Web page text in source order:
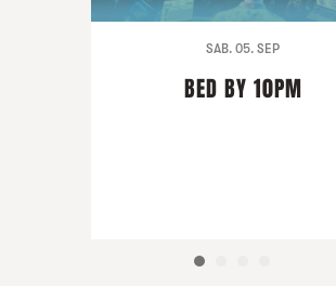
SAB. 05. SEP
BED BY 10PM